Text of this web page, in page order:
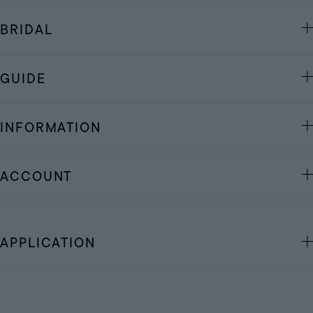
BRIDAL
GUIDE
INFORMATION
ACCOUNT
APPLICATION